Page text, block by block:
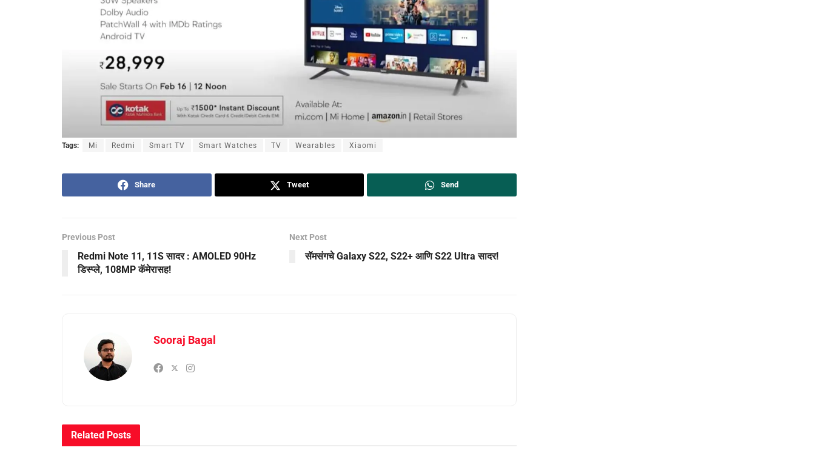
Tags: Mi Redmi Smart TV Smart Watches TV Wearables Xiaomi
Share Tweet Send
Previous Post
Redmi Note 11, 11S सादर : AMOLED 90Hz
डिस्प्ले, 108MP कॅमेरासह!
Next Post
सॅमसंगचे Galaxy S22, S22+ आणि S22 Ultra सादर!
Sooraj Bagal
Related Posts